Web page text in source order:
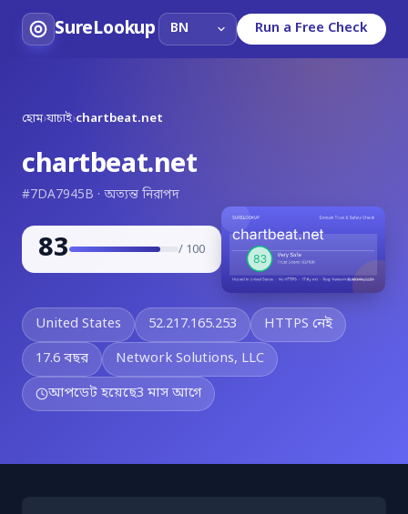
SureLookup Run a Free Check
হোম›যাচাই›chartbeat.net
chartbeat.net
#7DA7945B · অত্যন্ত নিরাপদ
83 / 100
United States 52.217.165.253
HTTPS নেই
17.6 বছর
Network Solutions, LLC
আপডেট হয়েছে3 মাস আগে